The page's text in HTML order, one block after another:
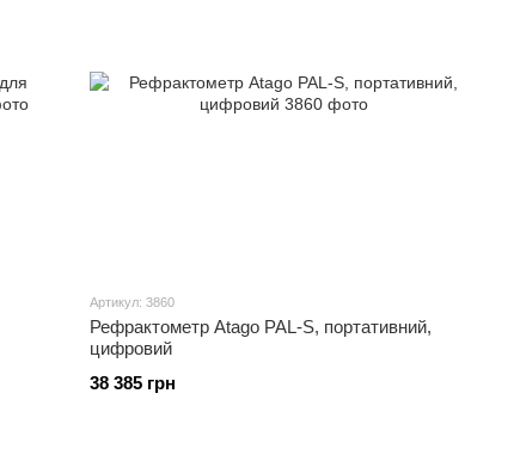
Артикул: 3860
Рефрактометр Atago PAL-S, портативний,
цифровий
38 385 грн